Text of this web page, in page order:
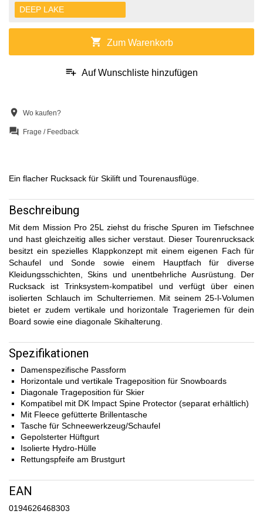
DEEP LAKE
shopping_cart Zum Warenkorb
playlist_add Auf Wunschliste hinzufügen
location_on Wo kaufen?
question_answer Frage / Feedback
Ein flacher Rucksack für Skilift und Tourenausflüge.
Beschreibung
Mit dem Mission Pro 25L ziehst du frische Spuren im Tiefschnee
und hast gleichzeitig alles sicher verstaut. Dieser Tourenrucksack
besitzt ein spezielles Klappkonzept mit einem eigenen Fach für
Schaufel und Sonde sowie einem Hauptfach für diverse
Kleidungsschichten, Skins und unentbehrliche Ausrüstung. Der
Rucksack ist Trinksystem-kompatibel und verfügt über einen
isolierten Schlauch im Schulterriemen. Mit seinem 25-l-Volumen
bietet er zudem vertikale und horizontale Trageriemen für dein
Board sowie eine diagonale Skihalterung.
Spezifikationen
Damenspezifische Passform
Horizontale und vertikale Trageposition für Snowboards
Diagonale Trageposition für Skier
Kompatibel mit DK Impact Spine Protector (separat erhältlich)
Mit Fleece gefütterte Brillentasche
Tasche für Schneewerkzeug/Schaufel
Gepolsterter Hüftgurt
Isolierte Hydro-Hülle
Rettungspfeife am Brustgurt
EAN
0194626468303